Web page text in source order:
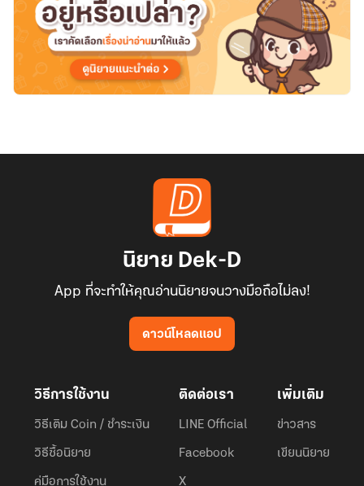
นิยาย Dek-D
App ที่จะทำให้คุณอ่านนิยายจนวางมือถือไม่ลง!
ดาวน์โหลดแอป
วิธีการใช้งาน
วิธีเติม Coin / ชำระเงิน
วิธีซื้อนิยาย
คู่มือการใช้งาน
ติดต่อเรา
LINE Official
Facebook
X
เพิ่มเติม
ข่าวสาร
เขียนนิยาย